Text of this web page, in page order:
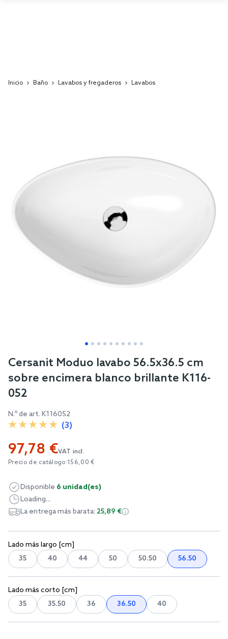
Inicio Baño Lavabos y fregaderos Lavabos
images
gallery
Skip
beginning
of
the
gallery
Cersanit Moduo lavabo 56.5x36.5 cm
sobre encimera blanco brillante K116-
052
N.º de art. K116052
(3)
97,78 €VAT incl.
Precio de catálogo:156,00 €
Lado más largo [cm]
35
40 44 50 50.50 56.50
Lado más corto [cm]
35
35.50 36 36.50 40
Disponible 6 unidad(es)
Loading...
La entrega más barata: 25,89 €